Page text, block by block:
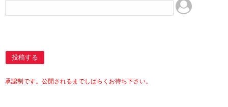
投稿する
承認制です。公開されるまでしばらくお待ち下さい。